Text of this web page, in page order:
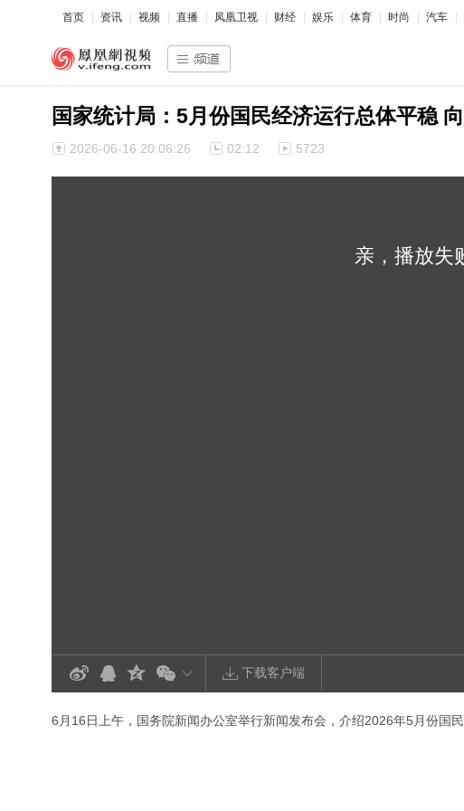
首页 资讯 视频 直播 凤凰卫视 财经 娱乐 体育 时尚 汽车
国家统计局：5月份国民经济运行总体平稳
2026-06-16 20:06:26 02:12 5723
亲，播放失
下载客户端
6月16日上午，国务院新闻办公室举行新闻发布会，介绍2026年5月份国民